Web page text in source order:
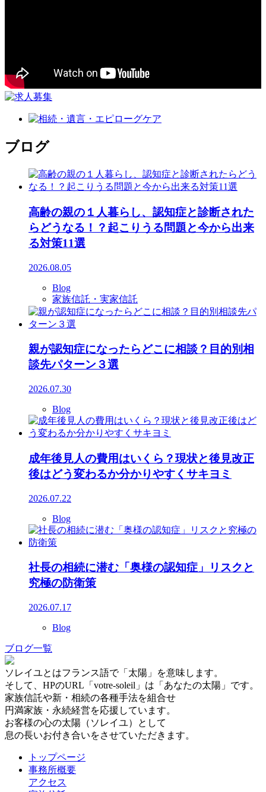
ブログ
高齢の親の１人暮らし、認知症と診断された
らどうなる！？起こりうる問題と今から出来
る対策11選
2026.08.05
Blog
家族信託・実家信託
親が認知症になったらどこに相談？目的別相
談先パターン３選
2026.07.30
Blog
成年後見人の費用はいくら？現状と後見改正
後はどう変わるか分かりやすくサキヨミ
2026.07.22
Blog
社長の相続に潜む「奥様の認知症」リスクと
究極の防衛策
2026.07.17
Blog
ブログ一覧
ソレイユとはフランス語で「太陽」を意味します。
そして、HPのURL「votre-soleil」は「あなたの太陽」です。
家族信託や新・相続の各種手法を組合せ
円満家族・永続経営を応援しています。
お客様の心の太陽（ソレイユ）として
息の長いお付き合いをさせていただきます。
トップページ
事務所概要
アクセス